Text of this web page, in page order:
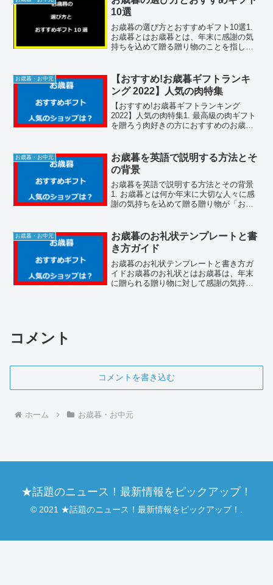
くの人々に親しまれていま...
10選
お歳暮の選び方とおすすめギフト10選1.
お歳暮とはお歳暮とは、年末に感謝の気
持ちを込めて贈る贈り物のことを指しま
す。お歳暮は単なる贈り物ではなく、感
謝の気持ちを伝える重...
お歳暮・お中元
【おすすめ!お歳暮ギフトランキ
ング 2022】人気の肉特集
【おすすめ!お歳暮ギフトランキング
2022】人気の肉特集1. 最高級の肉ギフト
を贈ろう肉好きの方におすすめのお歳暮
す。2. 人気の定番肉ギフト定番の肉ギフ
トには、牛肉や...
お歳暮・お中元
お歳暮を英語で説明する方法とそ
の背景
お歳暮を英語で説明する方法とその背景
1. お歳暮とは何か年末に大切な人々に感
謝の気持ちを込めて贈る贈り物が「お歳
に贈られます。贈り物の内容は、食品や
飲料、日用品など...
お歳暮・お中元
お歳暮のお礼状テンプレートと書
き方ガイド
お歳暮のお礼状テンプレートと書き方ガ
イドお歳暮のお礼状とはお歳暮は、年末
に贈られる贈り物に対して感謝の気持ち
コメント
コメントを書き込む
ホーム お歳暮・お中元
★話題のニュース！最新情報をピックアップ！
© 2021 ★話題のニュース！最新情報をピックアップ！.